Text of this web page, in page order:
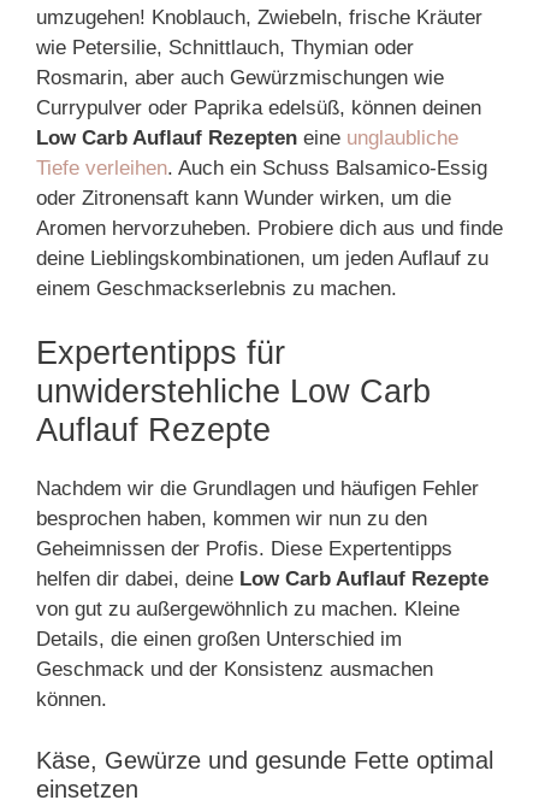
umzugehen! Knoblauch, Zwiebeln, frische Kräuter
wie Petersilie, Schnittlauch, Thymian oder
Rosmarin, aber auch Gewürzmischungen wie
Currypulver oder Paprika edelsüß, können deinen
Low Carb Auflauf Rezepten eine unglaubliche
Tiefe verleihen. Auch ein Schuss Balsamico-Essig
oder Zitronensaft kann Wunder wirken, um die
Aromen hervorzuheben. Probiere dich aus und finde
deine Lieblingskombinationen, um jeden Auflauf zu
einem Geschmackserlebnis zu machen.
Expertentipps für
unwiderstehliche Low Carb
Auflauf Rezepte
Nachdem wir die Grundlagen und häufigen Fehler
besprochen haben, kommen wir nun zu den
Geheimnissen der Profis. Diese Expertentipps
helfen dir dabei, deine Low Carb Auflauf Rezepte
von gut zu außergewöhnlich zu machen. Kleine
Details, die einen großen Unterschied im
Geschmack und der Konsistenz ausmachen
können.
Käse, Gewürze und gesunde Fette optimal
einsetzen